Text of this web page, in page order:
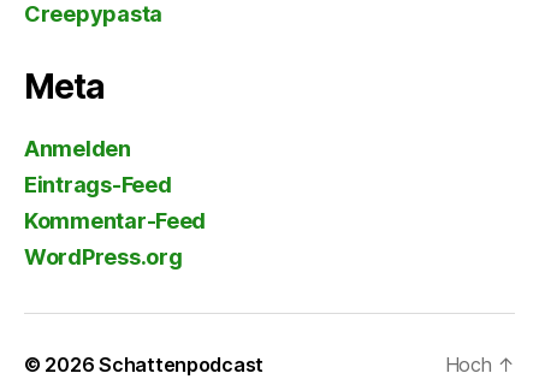
Creepypasta
Meta
Anmelden
Eintrags-Feed
Kommentar-Feed
WordPress.org
© 2026Schattenpodcast Hoch ↑